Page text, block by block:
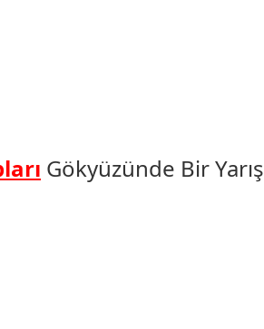
Gökyüzünde Bir Yarış